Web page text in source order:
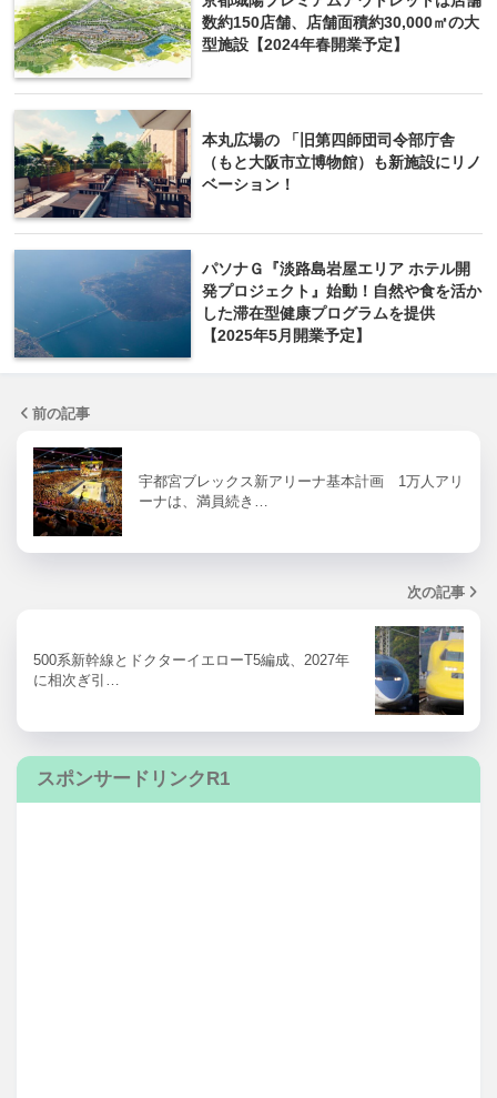
数約150店舗、店舗面積約30,000㎡の大
型施設【2024年春開業予定】
本丸広場の 「旧第四師団司令部庁舎
（もと大阪市立博物館）も新施設にリノ
ベーション！
パソナＧ『淡路島岩屋エリア ホテル開
発プロジェクト』始動！自然や食を活か
した滞在型健康プログラムを提供
【2025年5月開業予定】
前の記事
宇都宮ブレックス新アリーナ基本計画 1万人アリ
ーナは、満員続き…
次の記事
500系新幹線とドクターイエローT5編成、2027年
に相次ぎ引…
スポンサードリンクR1